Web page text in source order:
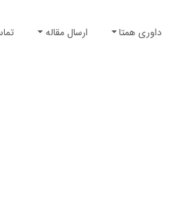
داوری همتا ارسال مقاله